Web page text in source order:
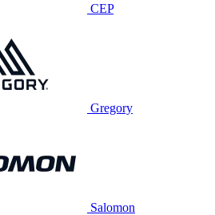
CEP
Gregory
Salomon